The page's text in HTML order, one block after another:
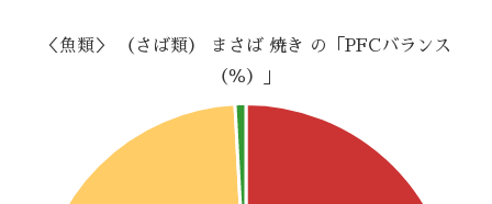
＜魚類＞ （さば類） まさば 焼き の「PFCバランス
（％）」